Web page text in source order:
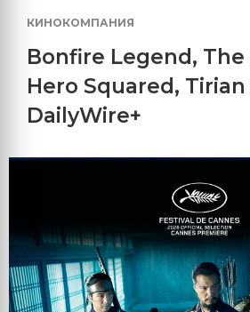
КИНОКОМПАНИЯ
Bonfire Legend , The
Hero Squared ,
DailyWire+